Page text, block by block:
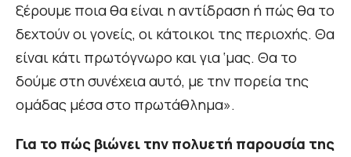
ξέρουμε ποια θα είναι η αντίδραση ή πώς θα το
δεχτούν οι γονείς, οι κάτοικοι της περιοχής. Θα
είναι κάτι πρωτόγνωρο και για ‘μας. Θα το
δούμε στη συνέχεια αυτό, με την πορεία της
ομάδας μέσα στο πρωτάθλημα».
Για το πώς βιώνει την πολυετή παρουσία της